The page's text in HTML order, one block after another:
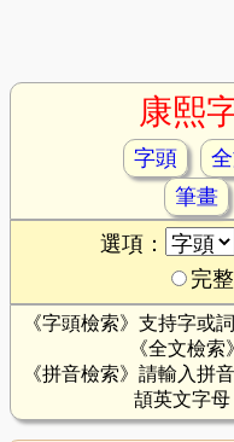
康熙
字頭
筆畫
選項：
完整
《字頭檢索》支持字或
《全文檢
《拼音檢索》請輸入拼
頡英文字母